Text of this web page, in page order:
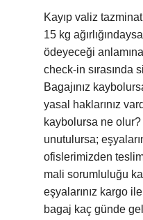
Kayıp valiz
15 kg
ödeyeceği
check-in sırasında
Bagajınız
yasal haklarınız
kaybolursa ne olur?
unutulursa;
ofislerimizden
mali sorumluluğu
eşyalarınız kargo
bagaj kaç günde